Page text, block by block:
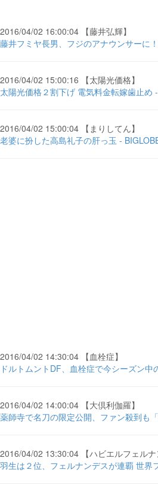
2016/04/02 16:00:04 【藤井弘輝】
藤井フミヤ長男、フジのアナウンサーに
2016/04/02 15:00:16 【太陽光価格】
太陽光価格２割下げ 電気料金転嫁歯止め
2016/04/02 15:00:04 【まりしてん】
老婆に扮した高島礼子の肝っ玉 -
2016/04/02 14:30:04 【血栓症】
ドルトムントDF、血栓症で今シーズン
2016/04/02 14:00:04 【大倶利伽羅】
薬師寺で名刀の限定公開、ファン殺到も
2016/04/02 13:30:04 【ハビエルフェルナ
羽生は２位、フェルナンデスが連覇 世界